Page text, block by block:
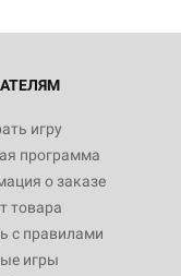
игру
программа
о заказе
товара
с правилами
игры